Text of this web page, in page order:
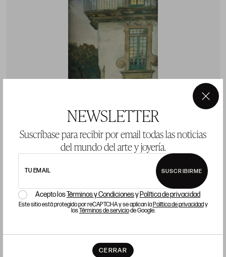
NEWSLETTER
Suscríbase para recibir por email todas las noticias
del mundo del arte y joyería.
TU EMAIL SUSCRIBIRME
Acepto losTérminos y Condicionesy Política de privacidad
Este sitio está protegido por reCAPTCHA y se aplican laPolítica de privacidady
losTérminos de serviciode Google.
CERRAR
×
(1885 / 1978)
CARLOS SOBRINO Pontevedra (1885 / 1978) "Baroque